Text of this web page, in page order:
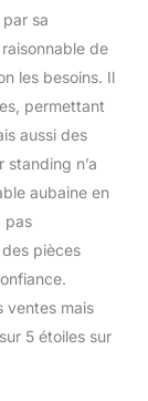
71 x
un
placer
maison.
La
de
sera
sa
de
les besoins. Il
permettant
aussi des
n’a
aubaine en
pas
pièces
ventes mais
5 étoiles sur